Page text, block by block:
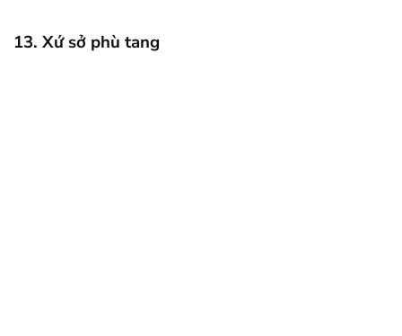
13. Xứ sở phù tang